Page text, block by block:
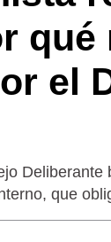
qué
el
que